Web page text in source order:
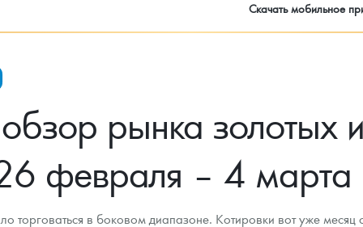
Скачать мобильное
рынка золотых
февраля – 4
в боковом диапазоне. Котировки вот уже месяц